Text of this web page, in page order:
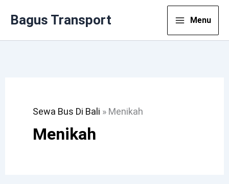
Bagus Transport Menu
Sewa Bus Di Bali » Menikah
Menikah